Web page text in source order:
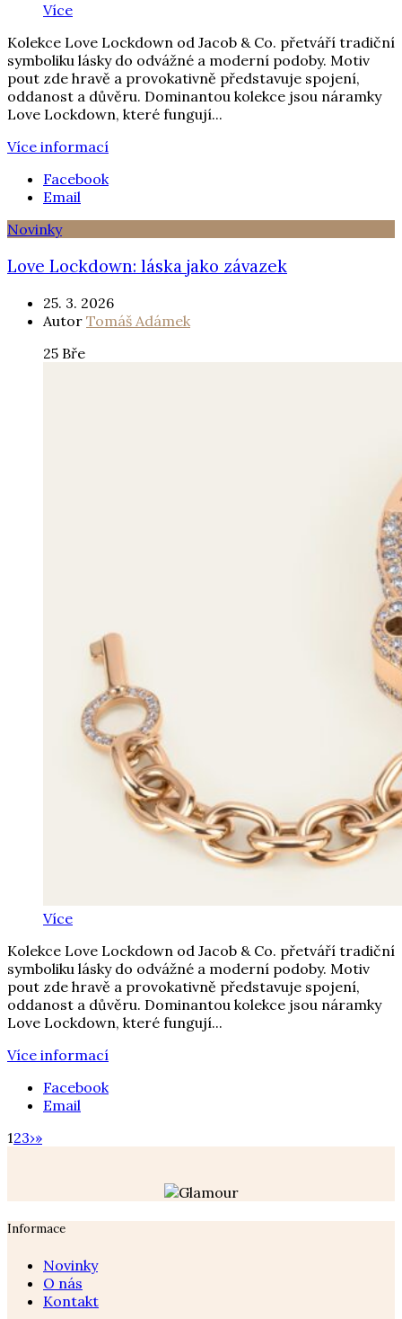
Více
Kolekce Love Lockdown od Jacob & Co. přetváří tradiční
symboliku lásky do odvážné a moderní podoby. Motiv
pout zde hravě a provokativně představuje spojení,
oddanost a důvěru. Dominantou kolekce jsou náramky
Love Lockdown, které fungují...
Více informací
Facebook
Email
Novinky
Love Lockdown: láska jako závazek
25. 3. 2026
Autor Tomáš Adámek
25 Bře
Více
Kolekce Love Lockdown od Jacob & Co. přetváří tradiční
symboliku lásky do odvážné a moderní podoby. Motiv
pout zde hravě a provokativně představuje spojení,
oddanost a důvěru. Dominantou kolekce jsou náramky
Love Lockdown, které fungují...
Více informací
Facebook
Email
123›»
Informace
Novinky
O nás
Kontakt